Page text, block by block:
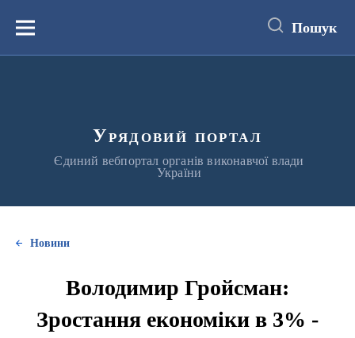
вмістуМеню Пошук
Урядовий портал
Єдиний вебпортал органів виконавчої влади
України
Новини
Володимир Гройсман:
Зростання економіки в 3% -